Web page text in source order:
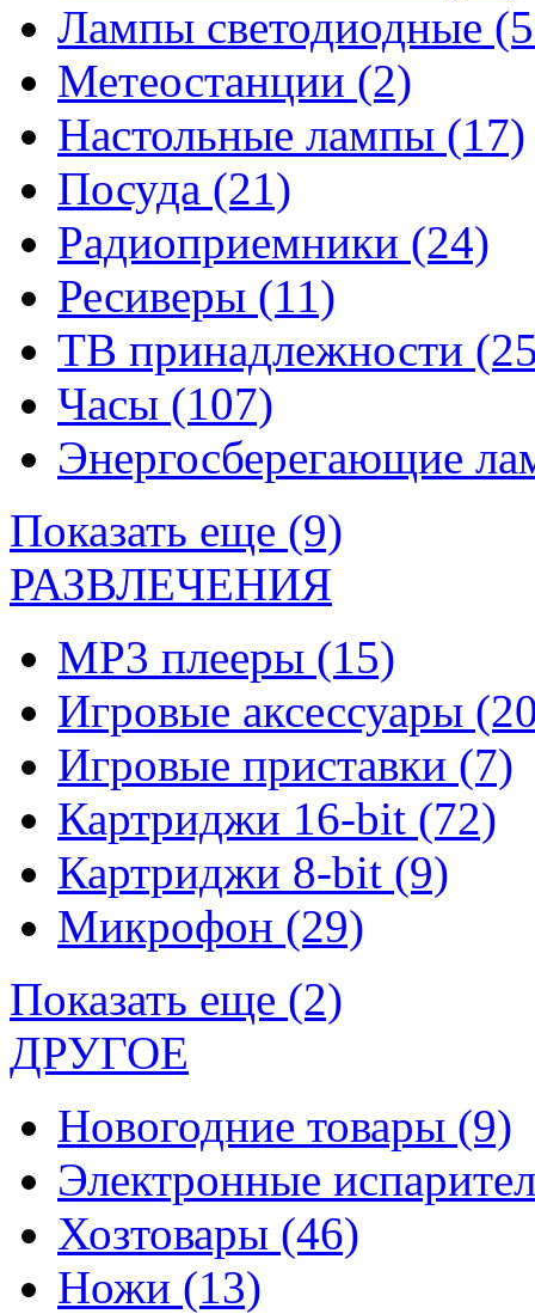
Лампы светодиодные
Метеостанции (2)
Настольные лампы (17)
Посуда (21)
Радиоприемники (24)
Ресиверы (11)
ТВ принадлежности
Часы (107)
Энергосберегающие
Показать еще (9)
РАЗВЛЕЧЕНИЯ
MP3 плееры (15)
Игровые аксессуары
Игровые приставки (7)
Картриджи 16-bit (72)
Картриджи 8-bit (9)
Микрофон (29)
Показать еще (2)
ДРУГОЕ
Новогодние товары (9)
Электронные
Хозтовары (46)
Ножи (13)